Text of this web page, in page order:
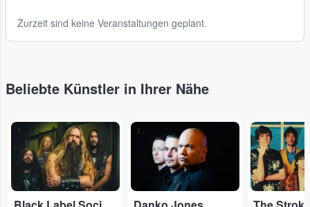
Zurzeit sind keine Veranstaltungen geplant.
Beliebte Künstler in Ihrer Nähe
... ... ...